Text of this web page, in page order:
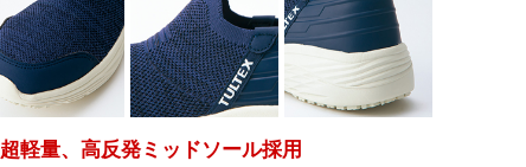
超軽量、高反発ミッドソール採用